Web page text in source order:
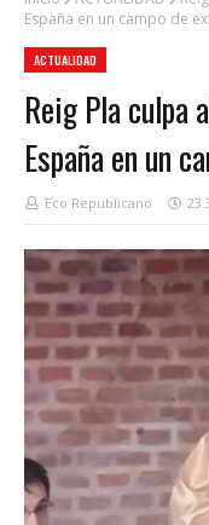
España en un campo de
ACTUALIDAD
Reig Pla culpa
España en un
Eco Republicano